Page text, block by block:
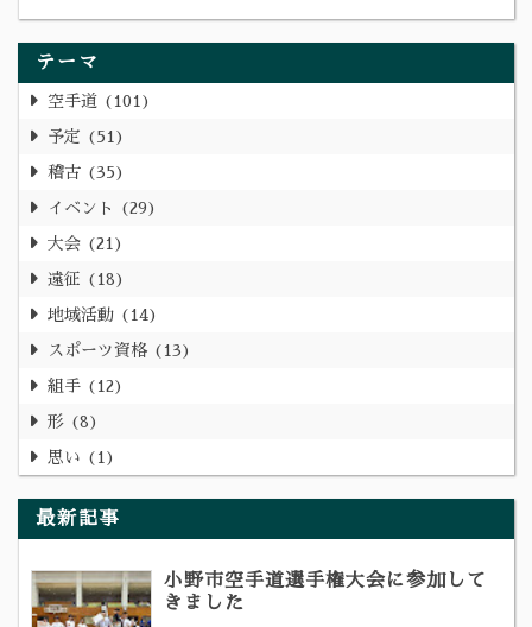
テーマ
空手道 101
予定 51
稽古 35
イベント 29
大会 21
遠征 18
地域活動 14
スポーツ資格 13
組手 12
形 8
思い 1
最新記事
小野市空手道選手権大会に参加して
きました